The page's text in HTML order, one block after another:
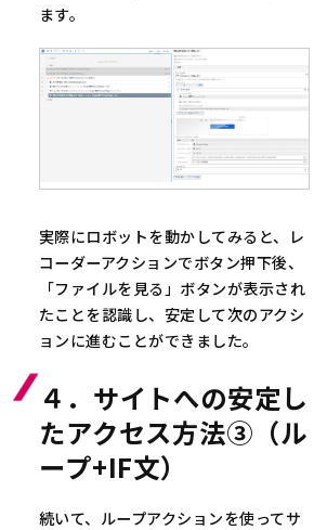
ます。
実際にロボットを動かしてみると、レ
コーダーアクションでボタン押下後、
「ファイルを見る」ボタンが表示され
たことを認識し、安定して次のアクシ
ョンに進むことができました。
４．サイトへの安定し
たアクセス方法③（ル
ープ+IF文）
続いて、ループアクションを使ってサ